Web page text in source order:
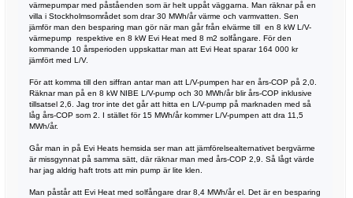
värmepumpar med påståenden som är helt uppåt väggarna. Man räknar på en
villa i Stockholmsområdet som drar 30 MWh/år värme och varmvatten. Sen
jämför man den besparing man gör när man går från elvärme till en 8 kW L/V-
värmepump respektive en 8 kW Evi Heat med 8 m2 solfångare. För den
kommande 10 årsperioden uppskattar man att Evi Heat sparar 164 000 kr
jämfört med L/V.
För att komma till den siffran antar man att L/V-pumpen har en års-COP på 2,0.
Räknar man på en 8 kW NIBE L/V-pump och 30 MWh/år blir års-COP inklusive
tillsatsel 2,6. Jag tror inte det går att hitta en L/V-pump på marknaden med så
låg års-COP som 2. I stället för 15 MWh/år kommer L/V-pumpen att dra 11,5
MWh/år.
Går man in på Evi Heats hemsida ser man att jämförelsealternativet bergvärme
är missgynnat på samma sätt, där räknar man med års-COP 2,9. Så lågt värde
har jag aldrig haft trots att min pump är lite klen.
Man påstår att Evi Heat med solfångare drar 8,4 MWh/år el. Det är en besparing